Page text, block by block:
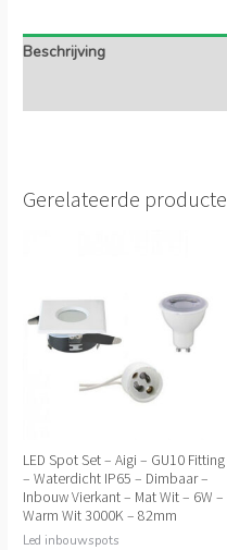
Beschrijving
Gerelateerde
LED Spot Set – Aigi – GU10 Fitting
– Waterdicht IP65 – Dimbaar –
Inbouw Vierkant – Mat Wit – 6W –
Warm Wit 3000K – 82mm
Led inbouwspots